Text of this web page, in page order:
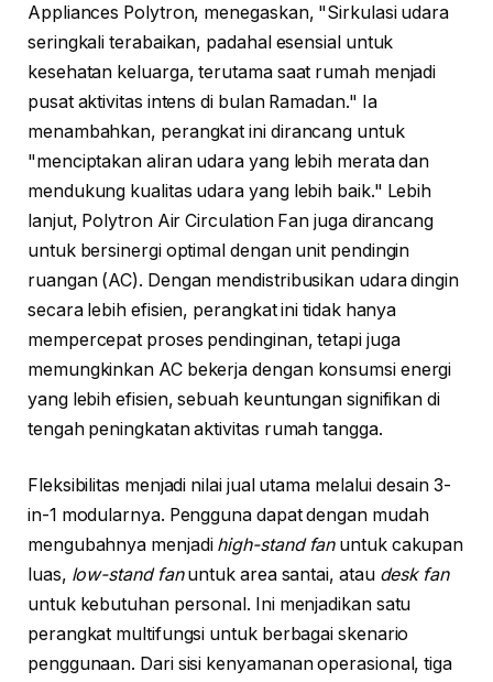
Appliances Polytron, menegaskan, "Sirkulasi udara
seringkali terabaikan, padahal esensial untuk
kesehatan keluarga, terutama saat rumah menjadi
pusat aktivitas intens di bulan Ramadan." Ia
menambahkan, perangkat ini dirancang untuk
"menciptakan aliran udara yang lebih merata dan
mendukung kualitas udara yang lebih baik." Lebih
lanjut, Polytron Air Circulation Fan juga dirancang
untuk bersinergi optimal dengan unit pendingin
ruangan (AC). Dengan mendistribusikan udara dingin
secara lebih efisien, perangkat ini tidak hanya
mempercepat proses pendinginan, tetapi juga
memungkinkan AC bekerja dengan konsumsi energi
yang lebih efisien, sebuah keuntungan signifikan di
tengah peningkatan aktivitas rumah tangga.
Fleksibilitas menjadi nilai jual utama melalui desain 3-
in-1 modularnya. Pengguna dapat dengan mudah
mengubahnya menjadi high-stand fanuntuk cakupan
luas, low-stand fanuntuk area santai, atau desk fan
untuk kebutuhan personal. Ini menjadikan satu
perangkat multifungsi untuk berbagai skenario
penggunaan. Dari sisi kenyamanan operasional, tiga